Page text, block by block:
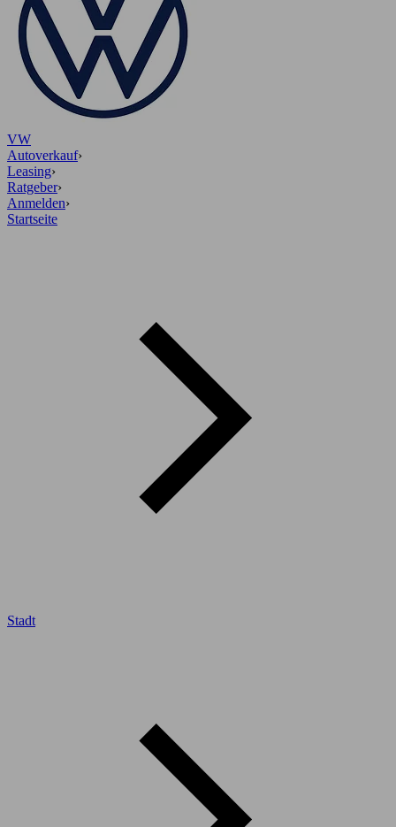
VW
Autoverkauf›
Leasing›
Ratgeber›
Anmelden›
Startseite
Stadt